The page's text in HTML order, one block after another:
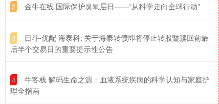
2 ​金牛在线 国际保护臭氧层日——“从科学走向全球行动”
3
​日斗-优配 海泰科: 关于海泰转债即将停止转股暨赎回前最
后半个交易日的重要提示性公告
4
​牛客栈 解码生命之源：血液系统疾病的科学认知与家庭护
理全指南